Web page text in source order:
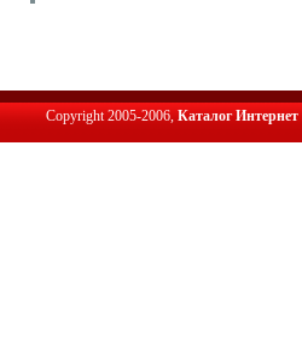
Copyright 2005-2006, Каталог Интернет